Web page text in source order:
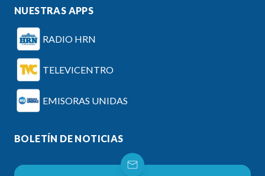
NUESTRAS APPS
RADIO HRN
TELEVICENTRO
EMISORAS UNIDAS
BOLETÍN DE NOTICIAS